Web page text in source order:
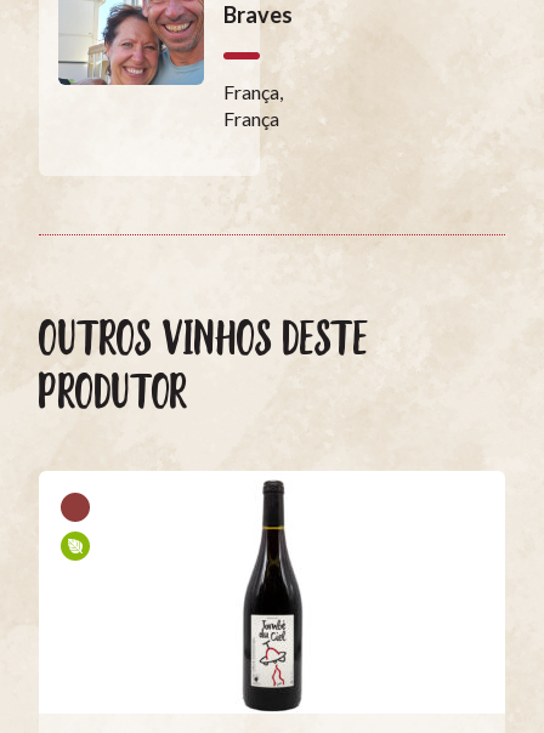
Braves
França,
França
OUTROS VINHOS DESTE
PRODUTOR